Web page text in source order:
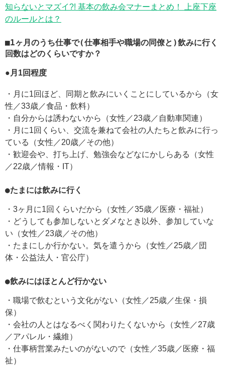
知らないとマズイ?! 基本の飲み会マナーまとめ！ 上座下座
のルールとは？
■1ヶ月のうち仕事で(仕事相手や職場の同僚と)飲みに行く
回数はどのくらいですか？
●月1回程度
・月に1回ほど、同期と飲みにいくことにしているから（女
性／33歳／食品・飲料）
・自分からは誘わないから（女性／23歳／自動車関連）
・月に1回くらい、交流を兼ねて会社の人たちと飲みに行っ
ている（女性／20歳／その他）
・歓迎会や、打ち上げ、勉強会などなにかしらある（女性
／22歳／情報・IT）
●たまには飲みに行く
・3ヶ月に1回くらいだから（女性／35歳／医療・福祉）
・どうしても参加しないとダメなとき以外、参加していな
い（女性／23歳／その他）
・たまにしか行かない。気を遣うから（女性／25歳／団
体・公益法人・官公庁）
●飲みにはほとんど行かない
・職場で飲むという文化がない（女性／25歳／生保・損
保）
・会社の人とはなるべく関わりたくないから（女性／27歳
／アパレル・繊維）
・仕事柄営業みたいのがないので（女性／35歳／医療・福
祉）